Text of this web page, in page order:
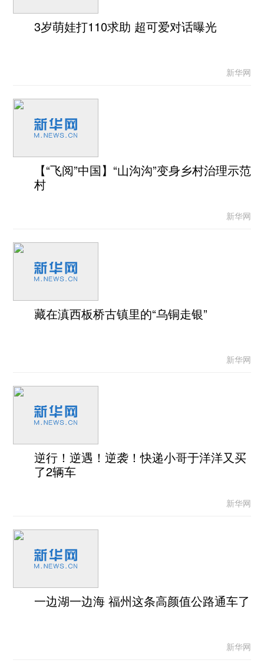
3岁萌娃打110求助 超可爱对话曝光
新华网
【“飞阅”中国】“山沟沟”变身乡村治理示范
村
新华网
藏在滇西板桥古镇里的“乌铜走银”
新华网
逆行！逆遇！逆袭！快递小哥于洋洋又买
了2辆车
新华网
一边湖一边海 福州这条高颜值公路通车了
新华网